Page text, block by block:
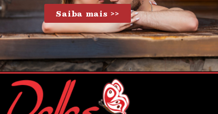
Saiba mais >>